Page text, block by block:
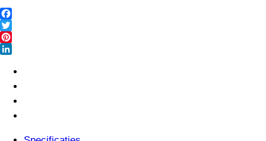
Facebook
Twitter
Pinterest